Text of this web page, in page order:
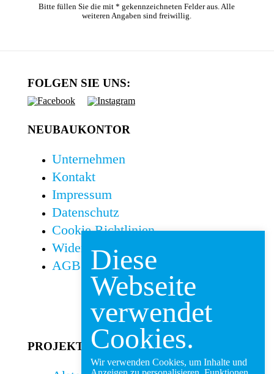
Bitte füllen Sie die mit * gekennzeichneten Felder aus. Alle
weiteren Angaben sind freiwillig.
FOLGEN SIE UNS:
NEUBAUKONTOR
Unternehmen
Kontakt
Impressum
Datenschutz
Cookie Richtlinien
Widerrufsbelehrung
AGB
PROJEKTE
Diese
Webseite
verwendet
Cookies.
Wir verwenden Cookies, um Inhalte und